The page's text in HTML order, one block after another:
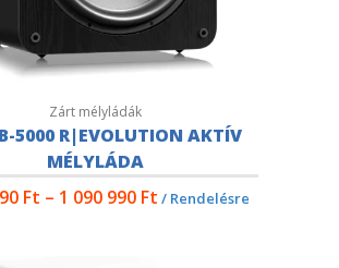
Zárt mélyládák
5000 R|EVOLUTION AKTÍV
MÉLYLÁDA
Ft – 1 090 990 Ft / Rendelésre